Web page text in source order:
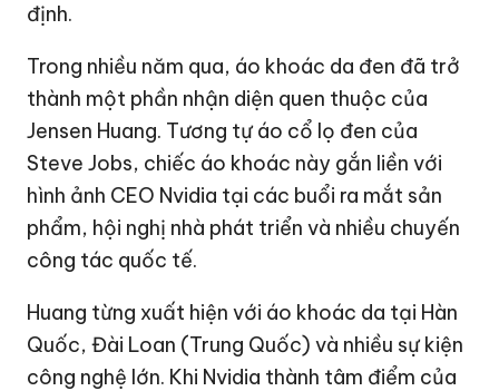
định.
Trong nhiều năm qua, áo khoác da đen đã trở
thành một phần nhận diện quen thuộc của
Jensen Huang. Tương tự áo cổ lọ đen của
Steve Jobs, chiếc áo khoác này gắn liền với
hình ảnh CEO Nvidia tại các buổi ra mắt sản
phẩm, hội nghị nhà phát triển và nhiều chuyến
công tác quốc tế.
Huang từng xuất hiện với áo khoác da tại Hàn
Quốc, Đài Loan (Trung Quốc) và nhiều sự kiện
công nghệ lớn. Khi Nvidia thành tâm điểm của